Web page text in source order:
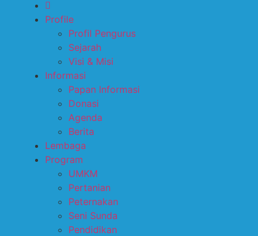
Profile
Profil Pengurus
Sejarah
Visi & Misi
Informasi
Papan Informasi
Donasi
Agenda
Berita
Lembaga
Program
UMKM
Pertanian
Peternakan
Seni Sunda
Pendidikan